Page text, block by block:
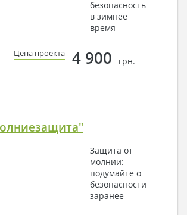
безопасность
в зимнее
время
Цена проекта 4 900 грн.
Защита от
молнии:
подумайте о
безопасности
заранее